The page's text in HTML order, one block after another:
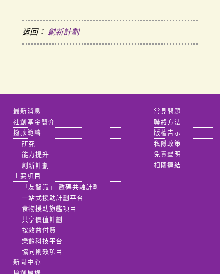
返回： 創新計劃
最新消息
社創基金簡介
撥款範疇
研究
能力提升
創新計劃
主要項目
「友智識」 數碼共融計劃
一站式援助計劃平台
食物援助旗艦項目
共享價值計劃
按效益付費
樂齡科技平台
協同創效項目
新聞中心
常見問題
聯絡方法
版權告示
私隱政策
免責聲明
相關連結